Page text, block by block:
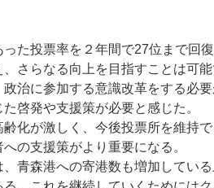
た投票率を２年間で27位まで回
さらなる向上を目指すことは可
治に参加する意識改革をする必
啓発や支援策が必要と感じた。
化が激しく、今後投票所を維持
の支援策がより重要になる。
青森港への寄港数も増加してい